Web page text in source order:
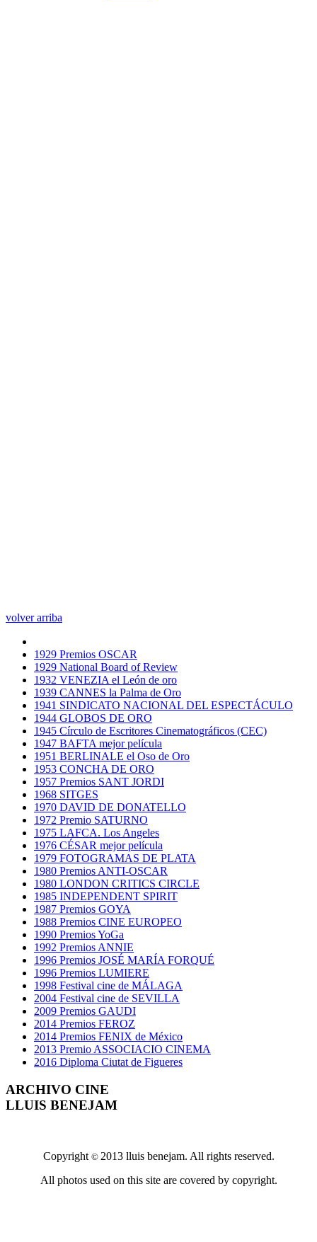
volver arriba
1929 Premios OSCAR
1929 National Board of Review
1932 VENEZIA el León de oro
1939 CANNES la Palma de Oro
1941 SINDICATO NACIONAL DEL ESPECTÁCULO
1944 GLOBOS DE ORO
1945 Círculo de Escritores Cinematográficos (CEC)
1947 BAFTA mejor película
1951 BERLINALE el Oso de Oro
1953 CONCHA DE ORO
1957 Premios SANT JORDI
1968 SITGES
1970 DAVID DE DONATELLO
1972 Premio SATURNO
1975 LAFCA. Los Angeles
1976 CÉSAR mejor película
1979 FOTOGRAMAS DE PLATA
1980 Premios ANTI-OSCAR
1980 LONDON CRITICS CIRCLE
1985 INDEPENDENT SPIRIT
1987 Premios GOYA
1988 Premios CINE EUROPEO
1990 Premios YoGa
1992 Premios ANNIE
1996 Premios JOSÉ MARÍA FORQUÉ
1996 Premios LUMIERE
1998 Festival cine de MÁLAGA
2004 Festival cine de SEVILLA
2009 Premios GAUDI
2014 Premios FEROZ
2014 Premios FENIX de México
2013 Premio ASSOCIACIO CINEMA
2016 Diploma Ciutat de Figueres
ARCHIVO CINE
LLUIS BENEJAM
Copyright © 2013 lluis benejam. All rights reserved.
All photos used on this site are covered by copyright.